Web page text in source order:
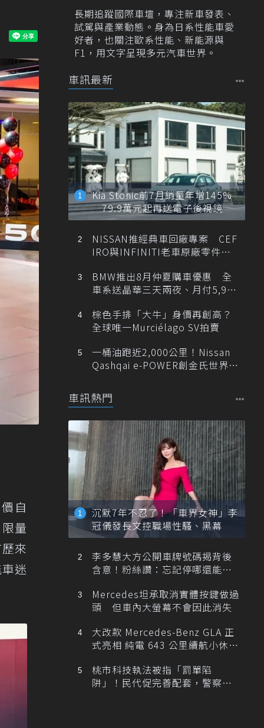
自
量
來
迷
長期追蹤國際車壇，專注新車發表、
試駕與產業動態。身為日系性能車愛
好者，也關注歐系性能、新能源與
F1，用文字呈現多元汽車世界。
車訊最新
Kia Stonic前7月銷量年增145%
79.9萬元起再送電子後視鏡
NISSAN推經典車回廠專案 CEF
IRO與INFINITI老車原廠零件最
BMW推出8月仲夏購車優惠 全
車系送晶華三天兩夜、月付5,900
棕色手排「大牛」身價再創高？
全球唯一Murciélago SV拍賣
一桶油跑近2,000公里！Nissan
Qashqai e-POWER創金氏世界紀
車訊熱門
沉默7年不忍了！「車界女神」李
冠儀發長文控職場性騷、黑幕
李多慧大方公開車牌號碼揭背後
含意！粉絲讚：忘記停哪還能幫
Mercedes坦承取消實體按鍵做過
頭 但車內大螢幕不會因此消失
大改款 Mercedes-Benz GLA 正
式亮相 純電 643 公里續航小休
桃市科技執法被指「罰單陷
阱」！民代促完善配套，警察局